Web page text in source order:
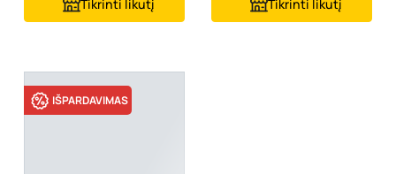
Tikrinti likutį Tikrinti likutį
IŠPARDAVIMAS